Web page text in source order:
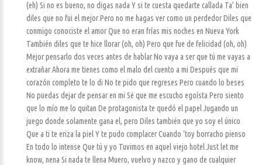
(eh) Si no es bueno, no digas nada Y si te cuesta quedarte callada Ta’ bien
diles que no fui el mejor Pero no me hagas ver como un perdedor Diles que
conmigo conociste el amor Que no eran frías mis noches en Nueva York
También diles que te hice llorar (oh, oh) Pero que fue de felicidad (oh, oh)
Mejor pensarlo dos veces antes de hablar No vaya a ser que tú me vayas a
extrañar Ahora me tienes como el malo del cuento a mi Después que mi
corazón completo te lo di No te pido que regreses Pero cuando lo beses
No puedas dejar de pensar en mi Sé que me escucho egoísta Pero siento
que lo mío me lo quitan De protagonista te quedó el papel Jugando un
juego donde solamente gana el, pero Diles también que yo soy el único
Que a ti te eriza la piel Y te pudo complacer Cuando ‘toy borracho pienso
En todo lo intense Que tú y yo Tuvimos en aquel viejo hotel Just let me
know, nena Si nada te llena Muero, vuelvo y nazco y gano de cualquier